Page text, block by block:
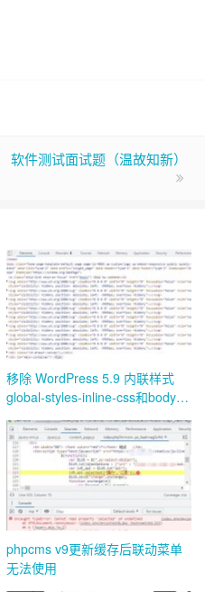
软件测试面试题（温故知新）
移除 WordPress 5.9 内联样式
global-styles-inline-css和body中
phpcms v9更新缓存后联动菜单
无法使用